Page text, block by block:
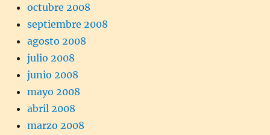
octubre 2008
septiembre 2008
agosto 2008
julio 2008
junio 2008
mayo 2008
abril 2008
marzo 2008